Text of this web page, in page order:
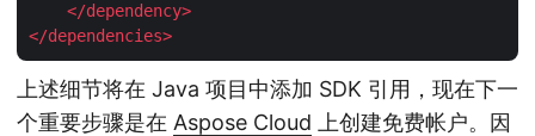
</dependency>
</dependencies>
上述细节将在 Java 项目中添加 SDK 引用，现在下一
个重要步骤是在 Aspose Cloud 上创建免费帐户。因